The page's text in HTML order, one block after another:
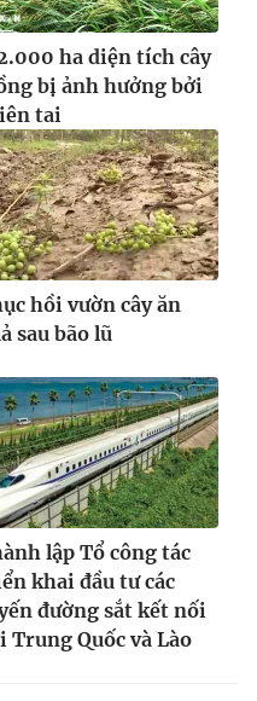
ha diện tích cây
bị ảnh hưởng bởi
tai
hồi vườn cây ăn
sau bão lũ
lập Tổ công tác
khai đầu tư các
đường sắt kết nối
Trung Quốc và Lào